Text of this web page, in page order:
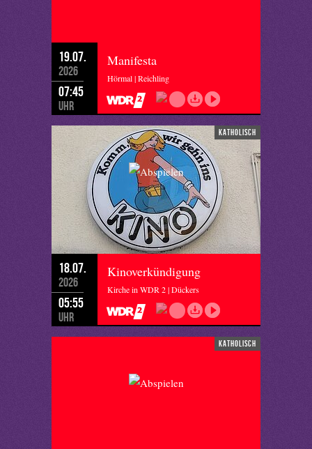
19.07.
2026
07:45
Uhr
Manifesta
Hörmal | Reichling
katholisch
18.07.
2026
05:55
Uhr
Kinoverkündigung
Kirche in WDR 2 | Dückers
katholisch